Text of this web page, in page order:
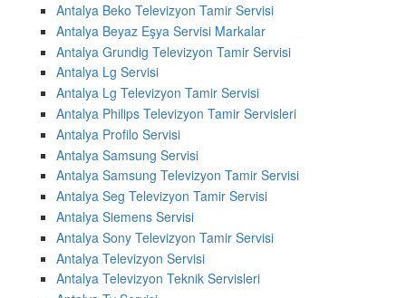
Antalya Beko Televizyon Tamir Servisi
Antalya Beyaz Eşya Servisi Markalar
Antalya Grundig Televizyon Tamir Servisi
Antalya Lg Servisi
Antalya Lg Televizyon Tamir Servisi
Antalya Philips Televizyon Tamir Servisleri
Antalya Profilo Servisi
Antalya Samsung Servisi
Antalya Samsung Televizyon Tamir Servisi
Antalya Seg Televizyon Tamir Servisi
Antalya Siemens Servisi
Antalya Sony Televizyon Tamir Servisi
Antalya Televizyon Servisi
Antalya Televizyon Teknik Servisleri